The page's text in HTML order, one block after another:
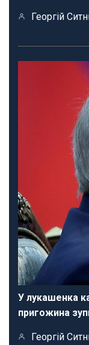
Георгій
У лукашенка
пригожина
Георгій